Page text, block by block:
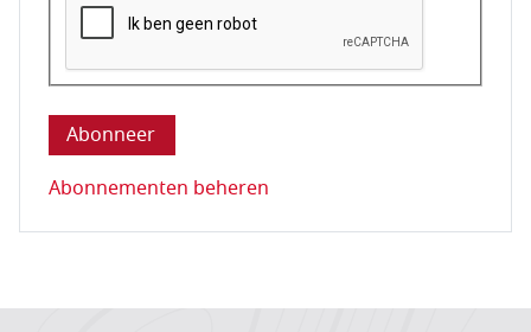
Deze vraag is om te controleren dat u een mens
Abonnementen beheren